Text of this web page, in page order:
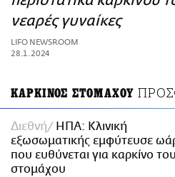
ΑΜΠΑ
PRINT
νεαρές γυναίκες
LIFO NEWSROOM
28.1.2024
ΚΑΡΚΙΝΟΣ ΣΤΟΜΑΧΟΥ
Διεθνή
ΗΠΑ: Κλινική
εξωσωματικής εμφύτευσε
που ευθύνεται για καρκίνο του
στομάχου